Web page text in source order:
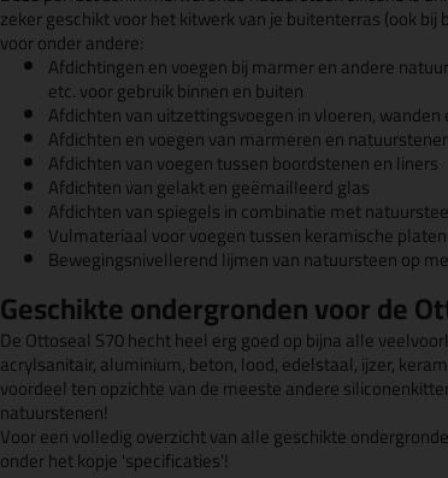
zeker geschikt voor het kitwerk van je buitenterras (ook
voor onder andere:
Afdichtingen en voegen bij marmer en andere
etc. voor gebruik binnen en buiten
Afdichten van uitzettingsvoegen in vloeren, wanden
Afdichten en voegen van marmeren en
Afdichten van voegen tussen boordstenen en liners
Afdichten van gelakt en geëmailleerd glas
Afdichten van spiegels in combinatie met
Vulmateriaal voor voegen tussen keramische
Bewegingsnivellerend lijmen van natuursteen op
Geschikte ondergronden voor de
De Ottoseal S70 hecht heel erg goed op bijna alle
acrylsanitair, aluminium, beton, lood, edelstaal, ijzer,
voordeel ten opzichte van de meeste andere
natuurstenen!
Voor een volledig overzicht van alle geschikte
onder het kopje 'specificaties'!